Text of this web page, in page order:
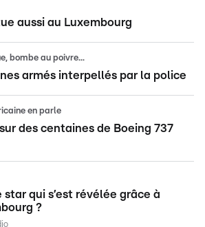
aussi au Luxembourg
bombe au poivre...
armés interpellés par la police
en parle
des centaines de Boeing 737
qui s’est révélée grâce à
?